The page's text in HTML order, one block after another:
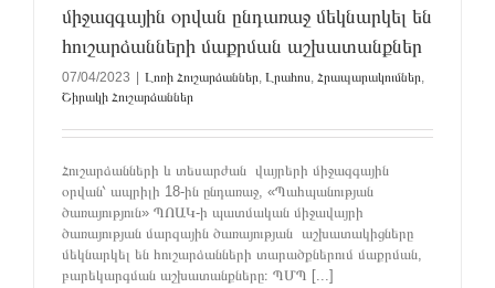
միջազգային օրվան ընդառաջ մեկնարկել են
հուշարձանների մաքրման աշխատանքներ
07/04/2023 Լոռի Հուշարձաններ, Լրահոս, Հրապարակումներ,
Շիրակի Հուշարձաններ
Հուշարձանների և տեսարժան վայրերի միջազգային
օրվան՝ ապրիլի 18-ին ընդառաջ, «Պահպանության
ծառայություն» ՊՈԱԿ-ի պատմական միջավայրի
ծառայության մարզային ծառայության աշխատակիցները
մեկնարկել են հուշարձանների տարածքներում մաքրման,
բարեկարգման աշխատանքները։ ՊՄՊ [...]